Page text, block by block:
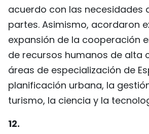
acuerdo con las necesidades
partes. Asimismo, acordaron
expansión de la cooperación
de recursos humanos de alta
áreas de especialización de
planificación urbana, la
turismo, la ciencia y la
12.